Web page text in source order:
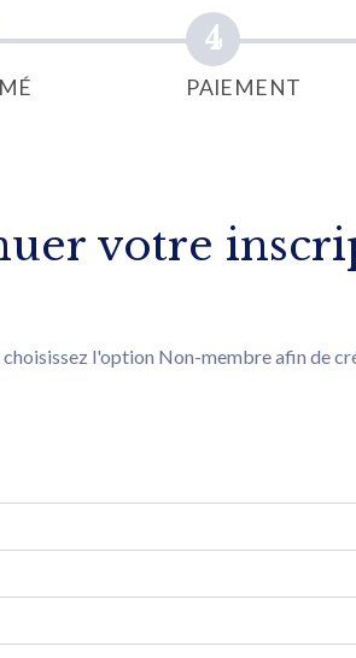
PAIEMENT
votre
l'option Non-membre afin de